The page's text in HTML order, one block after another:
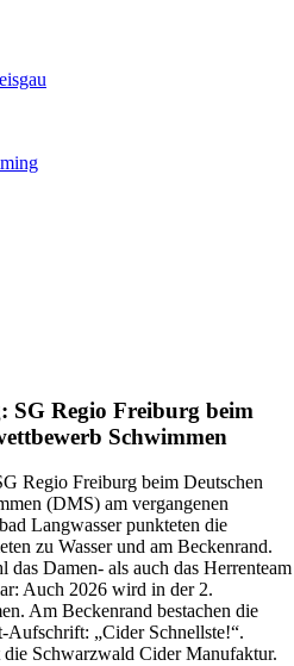
Regio Freiburg beim
Schwimmen
Regio Freiburg beim Deutschen
(DMS) am vergangenen
Langwasser punkteten die
zu Wasser und am Beckenrand.
das Damen- als auch das Herrenteam
Auch 2026 wird in der 2.
Am Beckenrand bestachen die
Aufschrift: „Cider Schnellste!“.
die Schwarzwald Cider Manufaktur.